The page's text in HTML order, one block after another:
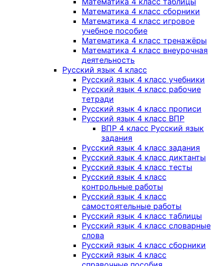
Математика 4 класс сборники
Математика 4 класс игровое
учебное пособие
Математика 4 класс тренажёры
Математика 4 класс внеурочная
деятельность
Русский язык 4 класс
Русский язык 4 класс учебники
Русский язык 4 класс рабочие
тетради
Русский язык 4 класс прописи
Русский язык 4 класс ВПР
ВПР 4 класс Русский язык
задания
Русский язык 4 класс задания
Русский язык 4 класс диктанты
Русский язык 4 класс тесты
Русский язык 4 класс
контрольные работы
Русский язык 4 класс
самостоятельные работы
Русский язык 4 класс таблицы
Русский язык 4 класс словарные
слова
Русский язык 4 класс сборники
Русский язык 4 класс